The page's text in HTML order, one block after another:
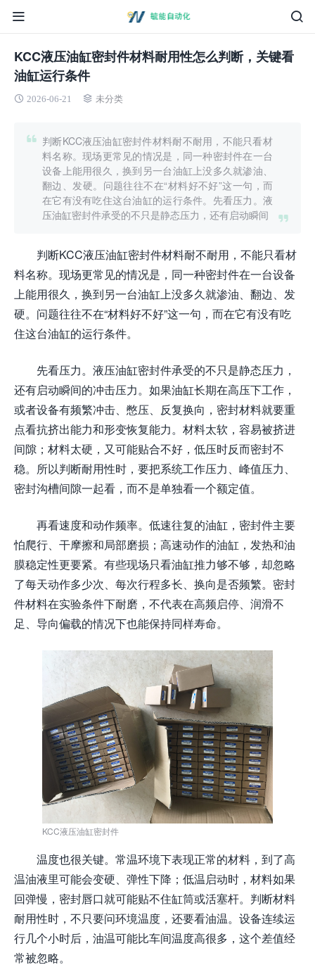
KCC液压油缸密封件材料耐用性怎么判断，关键看
油缸运行条件
2026-06-21 未分类
判断KCC液压油缸密封件材料耐不耐用，不能只看材
料名称。现场更常见的情况是，同一种密封件在一台
设备上能用很久，换到另一台油缸上没多久就渗油、
翻边、发硬。问题往往不在“材料好不好”这一句，而
在它有没有吃住这台油缸的运行条件。先看压力。液
压油缸密封件承受的不只是静态压力，还有启动瞬间
判断KCC液压油缸密封件材料耐不耐用，不能只看材
料名称。现场更常见的情况是，同一种密封件在一台设备
上能用很久，换到另一台油缸上没多久就渗油、翻边、发
硬。问题往往不在“材料好不好”这一句，而在它有没有吃
住这台油缸的运行条件。
先看压力。液压油缸密封件承受的不只是静态压力，
还有启动瞬间的冲击压力。如果油缸长期在高压下工作，
或者设备有频繁冲击、憋压、反复换向，密封材料就要重
点看抗挤出能力和形变恢复能力。材料太软，容易被挤进
间隙；材料太硬，又可能贴合不好，低压时反而密封不
稳。所以判断耐用性时，要把系统工作压力、峰值压力、
密封沟槽间隙一起看，而不是单独看一个额定值。
再看速度和动作频率。低速往复的油缸，密封件主要
怕爬行、干摩擦和局部磨损；高速动作的油缸，发热和油
膜稳定性更要紧。有些现场只看油缸推力够不够，却忽略
了每天动作多少次、每次行程多长、换向是否频繁。密封
件材料在实验条件下耐磨，不代表在高频启停、润滑不
足、导向偏载的情况下也能保持同样寿命。
KCC液压油缸密封件
温度也很关键。常温环境下表现正常的材料，到了高
温油液里可能会变硬、弹性下降；低温启动时，材料如果
回弹慢，密封唇口就可能贴不住缸筒或活塞杆。判断材料
耐用性时，不只要问环境温度，还要看油温。设备连续运
行几个小时后，油温可能比车间温度高很多，这个差值经
常被忽略。